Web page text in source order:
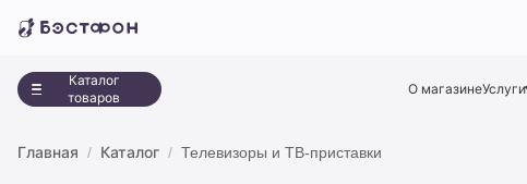
О магазинеУслуги
Каталог
товаров
Главная Каталог Телевизоры и ТВ-приставки